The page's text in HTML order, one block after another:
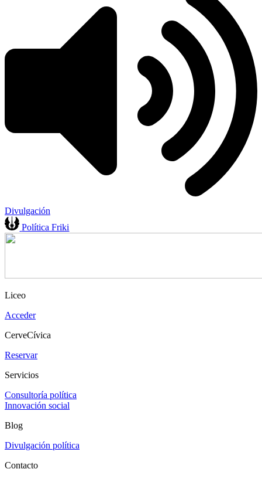
Divulgación
Política Friki
Liceo
Acceder
CerveCívica
Reservar
Servicios
Consultoría política
Innovación social
Blog
Divulgación política
Contacto